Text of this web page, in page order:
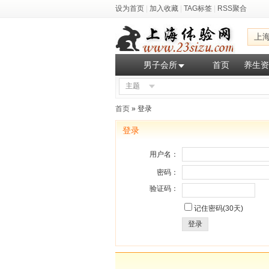
设为首页 加入收藏 TAG标签 RSS聚合
上
男子会所 首页 养生
主题
首页 » 登录
登录
用户名：
密码：
验证码：
记住密码(30天)
登录